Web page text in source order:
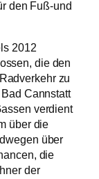
fordert.
den Fuß-und
2012
die den
zu
Cannstatt
verdient
über die
über
die